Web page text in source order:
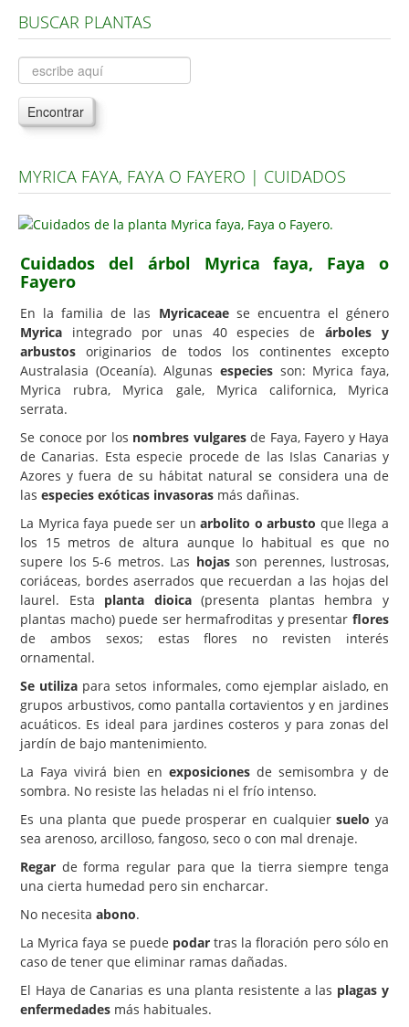
Árboles, Cicas y Palmeras de la G a la Z
Plantas Anuales y Perennes
Plantas Bulbosas y Acuáticas
Plantas de Interior
Plantas Aromáticas y de Huerto
Plantas Carnívoras y Orquídeas
Hemisferio Norte
Hemisferio Sur
Enfermedades
Animales
Hongos
Carencias
Fotos
Flores y Plantas
Árboles y Palmeras
Arbustos y Trepadoras
Cactus y Suculentas
BUSCAR PLANTAS
Encontrar
MYRICA FAYA, FAYA O FAYERO | CUIDADOS
Cuidados del árbol Myrica faya, Faya o
Fayero
En la familia de las Myricaceaese encuentra el género
Myrica integrado por unas 40 especies deárboles y
arbustos originarios de todos los continentes excepto
Australasia (Oceanía). Algunas especies son: Myrica faya,
Myrica rubra, Myrica gale, Myrica californica, Myrica
serrata.
Se conoce por los nombres vulgaresde Faya, Fayero y Haya
de Canarias. Esta especie procede de las Islas Canarias y
Azores y fuera de su hábitat natural se considera una de
las especies exóticas invasoras más dañinas.
La Myrica faya puede ser unarbolito o arbusto que llega a
los 15 metros de altura aunque lo habitual es que no
supere los 5-6 metros. Las hojasson perennes, lustrosas,
coriáceas, bordes aserrados que recuerdan a las hojas del
laurel. Esta planta dioica(presenta plantas hembra y
plantas macho) puede ser hermafroditas y presentar flores
de ambos sexos; estas flores no revisten interés
ornamental.
Se utiliza para setos informales, como ejemplar aislado, en
grupos arbustivos, como pantalla cortavientos y en jardines
acuáticos. Es ideal para jardines costeros y para zonas del
jardín de bajo mantenimiento.
La Faya vivirá bien en exposiciones de semisombra y de
sombra. No resiste las heladas ni el frío intenso.
Es una planta que puede prosperar en cualquiersuelo ya
sea arenoso, arcilloso, fangoso, seco o con mal drenaje.
Regar de forma regular para que la tierra siempre tenga
una cierta humedad pero sin encharcar.
No necesita abono.
La Myrica faya se puede podartras la floración pero sólo en
caso de tener que eliminar ramas dañadas.
El Haya de Canarias es una planta resistente a las plagas y
enfermedades más habituales.